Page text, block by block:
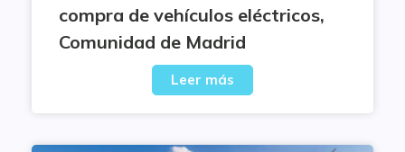
compra de vehículos eléctricos,
Comunidad de Madrid
Leer más